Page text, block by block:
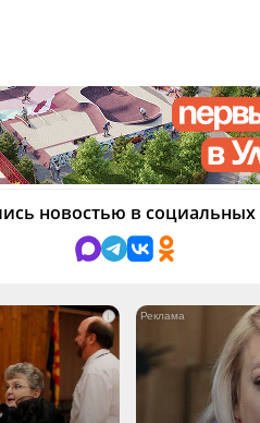
новостью в социальных
i